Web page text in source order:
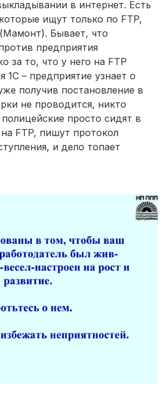
в интернет. Есть
ищут только по FTP,
(Мамонт). Бывает, что
предприятия
за то, что у него на FTP
1С – предприятие узнает о
получив постановление в
не проводится, никто
просто сидят в
FTP, пишут протокол
и дело топает